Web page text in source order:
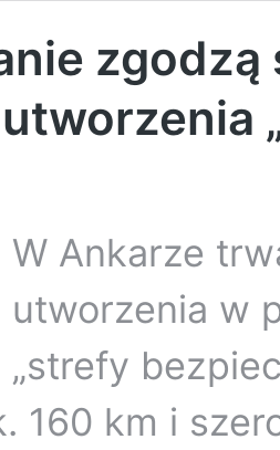
zgodzą
W Ankarze
utworzenia w
„strefy
160 km i